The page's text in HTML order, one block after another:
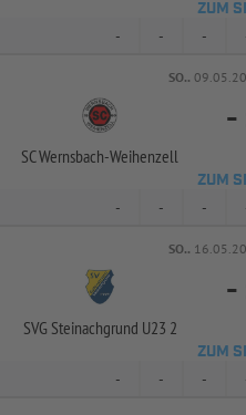
ZUM
- - -
SO..
SC Wernsbach-Weihenzell
-
ZUM
- - -
SO..
SVG Steinachgrund U23 2
-
ZUM
- - -